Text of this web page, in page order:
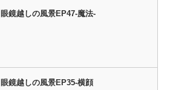
眼鏡越しの風景EP47-魔法-
眼鏡越しの風景EP35-横顔